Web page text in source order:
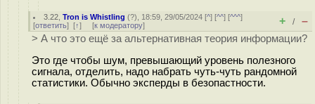
3.22 ,Tron is Whistling (?), 18:59, 29/05/2024 [^] [^^] [^^^]
[ответить] [↑] [к модератору] + / –
> А что это ещё за альтернативная теория информации?
Это где чтобы шум, превышающий уровень полезного
сигнала, отделить, надо набрать чуть-чуть рандомной
статистики. Обычно эксперды в безопастности.